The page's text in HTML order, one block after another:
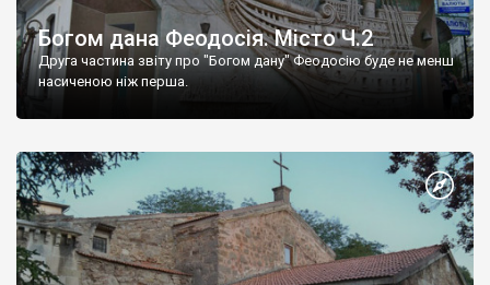
Богом дана Феодосія. Місто Ч.2
Друга частина звіту про "Богом дану" Феодосію буде не менш
насиченою ніж перша.